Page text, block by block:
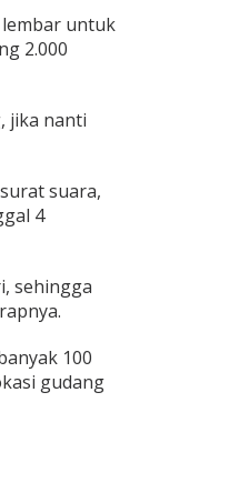
lembar untuk
2.000
jika nanti
suara,
4
sehingga
100
gudang